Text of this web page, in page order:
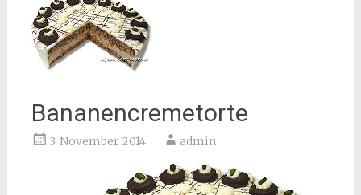
Bananencremetorte
3. November 2014 admin